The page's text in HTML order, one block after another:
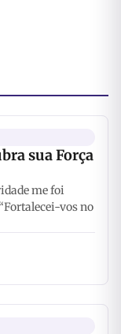
sua Força
me foi
vos no